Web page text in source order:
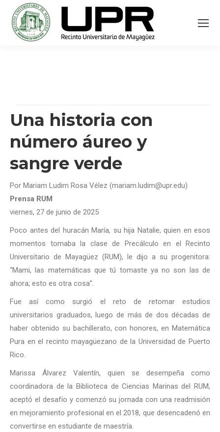
Una historia con
número áureo y
sangre verde
Por Mariam Ludim Rosa Vélez (mariam.ludim@upr.edu)
Prensa RUM
viernes, 27 de junio de 2025
Poco antes del huracán María, su hija Natalie, quien en esos
momentos tomaba la clase de Precálculo en el Recinto
Universitario de Mayagüez (RUM), le dijo a su progenitora:
“Mami, las matemáticas que tú tomaste ya no son las de
ahora; esto es otra cosa”.
Fue así como surgió el reto de retomar estudios
universitarios graduados, luego de más de dos décadas de
haber obtenido su bachillerato, con honores, en Matemática
Pura en el recinto mayagüezano de la Universidad de Puerto
Rico.
Marissa Álvarez Valentín, quien se desempeña como
coordinadora de la Biblioteca de Ciencias Marinas del RUM,
aceptó el desafío y comenzó su jornada con una readmisión
en mejoramiento profesional en el 2018, que desencadenó en
convertirse en estudiante de maestría.